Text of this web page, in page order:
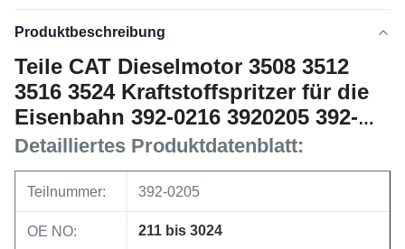
Produktbeschreibung
Teile CAT Dieselmotor 3508 3512
3516 3524 Kraftstoffspritzer für die
Eisenbahn 392-0216 3920205 392-
0205
Detailliertes Produktdatenblatt:
Teilnummer: 392-0205
OE NO: 211 bis 3024